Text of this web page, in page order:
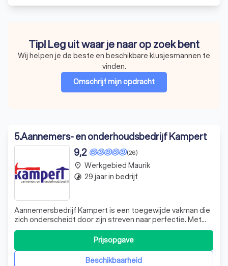
Tip! Leg uit waar je naar op zoek bent
Wij helpen je de beste en beschikbare klusjesmannen te
vinden.
Omschrijf mijn opdracht
5.Aannemers- en onderhoudsbedrijf Kampert
(26)
9,2
Aannemersbedrijf Kampert is een toegewijde vakman die
zich onderscheidt door zijn streven naar perfectie. Met
een onwrikbare toewijding aan kwaliteit, gaat hij altijd een
stap verder dan anderen. "Voor mij moet een opdracht
helemaal af zijn," zegt Kampert, die zichzelf als een
veeleisende professionBeschikbaarheid
Prijsopgave
place Werkgebied Maurik
timelapse 29 jaar in bedrijf